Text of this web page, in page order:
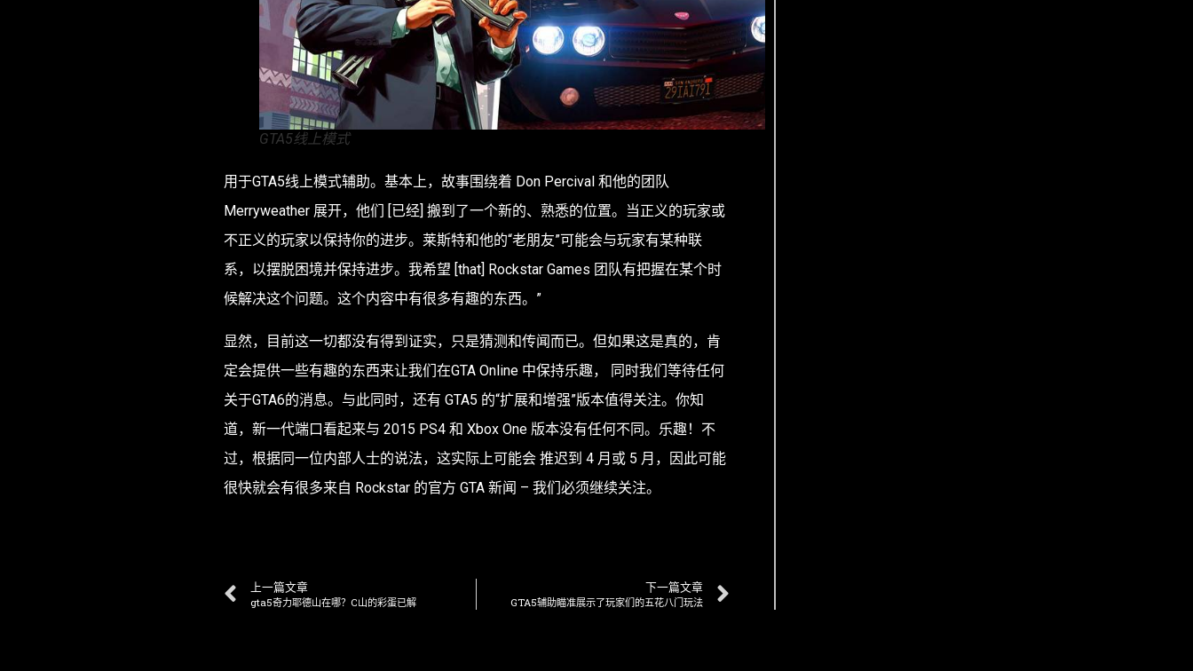
GTA5线上模式
用于GTA5线上模式辅助。基本上，故事围绕着 Don Percival 和他的团队
Merryweather 展开，他们 [已经] 搬到了一个新的、熟悉的位置。当正义的玩家或
不正义的玩家以保持你的进步。莱斯特和他的“老朋友”可能会与玩家有某种联
系，以摆脱困境并保持进步。我希望 [that] Rockstar Games 团队有把握在某个时
候解决这个问题。这个内容中有很多有趣的东西。”
显然，目前这一切都没有得到证实，只是猜测和传闻而已。 但如果这是真的，肯
定会提供一些有趣的东西来让我们在GTA Online 中保持乐趣， 同时我们等待任何
关于GTA6的消息。与此同时，还有 GTA5 的“扩展和增强”版本值得关注。你知
道，新一代端口看起来与 2015 PS4 和 Xbox One 版本没有任何不同。乐趣！不
过，根据同一位内部人士的说法，这实际上可能会 推迟到 4 月或 5 月 ，因此可能
很快就会有很多来自 Rockstar 的官方 GTA 新闻 – 我们必须继续关注。
上一篇文章
gta5奇力耶德山在哪？C山的彩蛋已解
下一篇文章
GTA5辅助瞄准展示了玩家们的五花八门玩法